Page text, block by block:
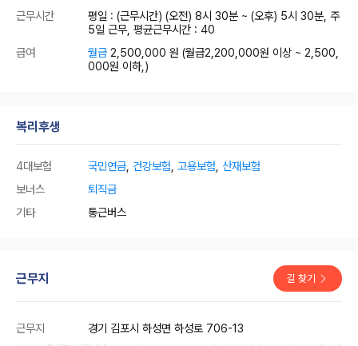
근무시간
평일 : (근무시간) (오전) 8시 30분 ~ (오후) 5시 30분, 주
5일 근무, 평균근무시간 : 40
급여
월급 2,500,000 원 (월급2,200,000원 이상 ~ 2,500,
000원 이하,)
복리후생
4대보험 국민연금 건강보험 고용보험 산재보험
보너스
퇴직금
기타
통근버스
근무지 길 찾기
근무지 경기 김포시 하성면 하성로 706-13